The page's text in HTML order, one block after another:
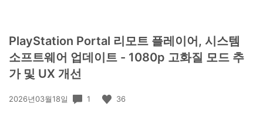
PlayStation Portal 리모트 플레이어, 시스템
소프트웨어 업데이트 - 1080p 고화질 모드 추
가 및 UX 개선
공
2026년03월18일 1 36